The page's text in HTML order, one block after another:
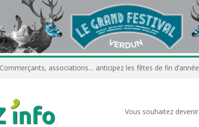
Vous souhaitez